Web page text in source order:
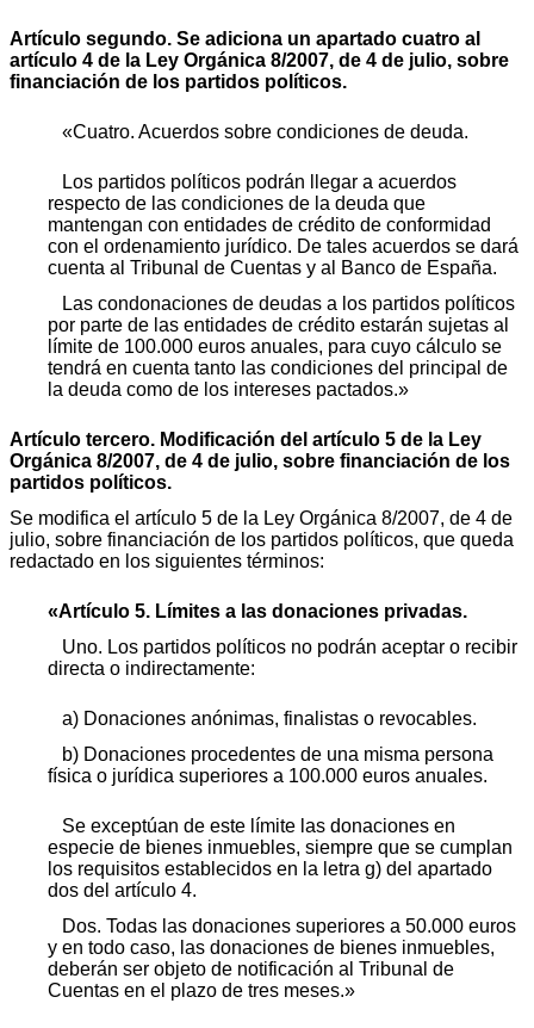
Artículo segundo. Se adiciona un apartado cuatro al
artículo 4 de la Ley Orgánica 8/2007, de 4 de julio, sobre
financiación de los partidos políticos.
«Cuatro. Acuerdos sobre condiciones de deuda.
Los partidos políticos podrán llegar a acuerdos
respecto de las condiciones de la deuda que
mantengan con entidades de crédito de conformidad
con el ordenamiento jurídico. De tales acuerdos se dará
cuenta al Tribunal de Cuentas y al Banco de España.
Las condonaciones de deudas a los partidos políticos
por parte de las entidades de crédito estarán sujetas al
límite de 100.000 euros anuales, para cuyo cálculo se
tendrá en cuenta tanto las condiciones del principal de
la deuda como de los intereses pactados.»
Artículo tercero. Modificación del artículo 5 de la Ley
Orgánica 8/2007, de 4 de julio, sobre financiación de los
partidos políticos.
Se modifica el artículo 5 de la Ley Orgánica 8/2007, de 4 de
julio, sobre financiación de los partidos políticos, que queda
redactado en los siguientes términos:
«Artículo 5. Límites a las donaciones privadas.
Uno. Los partidos políticos no podrán aceptar o recibir
directa o indirectamente:
a) Donaciones anónimas, finalistas o revocables.
b) Donaciones procedentes de una misma persona
física o jurídica superiores a 100.000 euros anuales.
Se exceptúan de este límite las donaciones en
especie de bienes inmuebles, siempre que se cumplan
los requisitos establecidos en la letra g) del apartado
dos del artículo 4.
Dos. Todas las donaciones superiores a 50.000 euros
y en todo caso, las donaciones de bienes inmuebles,
deberán ser objeto de notificación al Tribunal de
Cuentas en el plazo de tres meses.»